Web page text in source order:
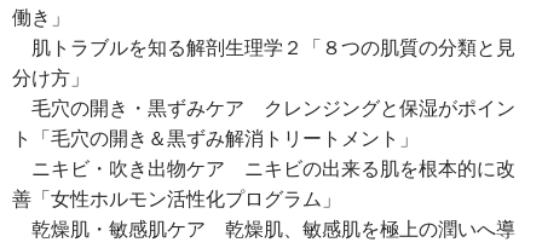
働き」
肌トラブルを知る解剖生理学２「８つの肌質の分類と見
分け方」
毛穴の開き・黒ずみケア クレンジングと保湿がポイン
ト「毛穴の開き＆黒ずみ解消トリートメント」
ニキビ・吹き出物ケア ニキビの出来る肌を根本的に改
善「女性ホルモン活性化プログラム」
乾燥肌・敏感肌ケア 乾燥肌、敏感肌を極上の潤いへ導